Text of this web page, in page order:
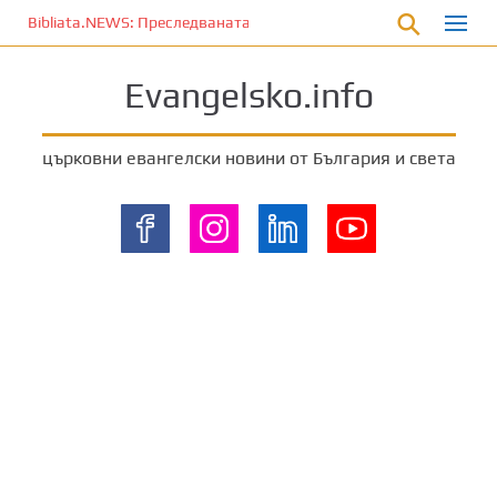
Bibliata.NEWS: Преследваната църква [4 декември 2025]
Evangelsko.info
църковни евангелски новини от България и света